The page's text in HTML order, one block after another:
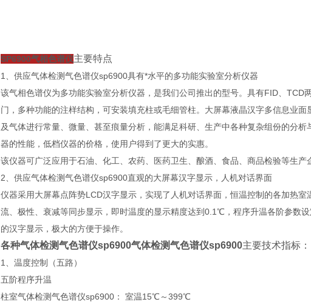
SP6900气相色谱仪主要特点
1、 供应气体检测气色谱仪sp6900具有*水平的多功能实验室分析仪器
该气相色谱仪为多功能实验室分析仪器，是我们公司推出的型号。具有FID、TCD
门，多种功能的注样结构，可安装填充柱或毛细管柱。大屏幕液晶汉字多信息业
及气体进行常量、微量、甚至痕量分析，能满足科研、生产中各种复杂组份的分
器的性能，低档仪器的价格，使用户得到了更大的实惠。
该仪器可广泛应用于石油、化工、农药、医药卫生、酿酒、食品、商品检验等生产
2、 供应气体检测气色谱仪sp6900直观的大屏幕汉字显示，人机对话界面
仪器采用大屏幕点阵势LCD汉字显示，实现了人机对话界面，恒温控制的各加热
流、极性、衰减等同步显示，即时温度的显示精度达到0.1℃，程序升温各阶参数
的汉字显示， 极大的方便于操作。
各种气体检测气色谱仪sp6900气体检测气色谱仪sp6900主要技术指标：
1、温度控制（五路）
五阶程序升温
柱室气体检测气色谱仪sp6900 ： 室温15℃～399℃